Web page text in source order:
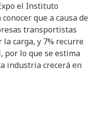
el Instituto
que a causa de
transportistas
carga, y 7% recurre
por lo que se estima
industria crecerá en